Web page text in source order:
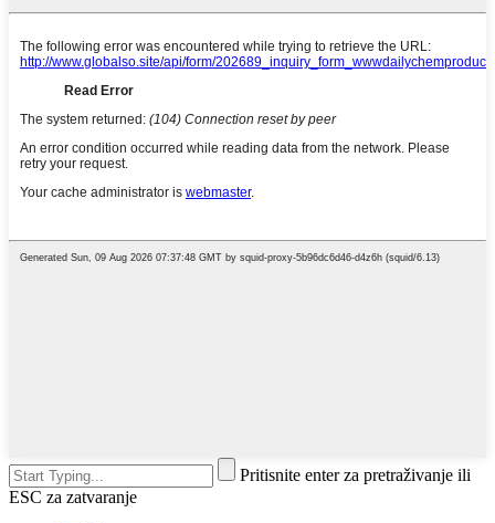
Pritisnite enter za pretraživanje ili
ESC za zatvaranje